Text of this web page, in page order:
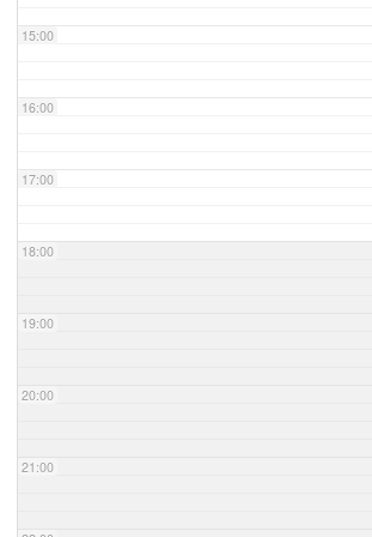
15:00
16:00
17:00
18:00
19:00
20:00
21:00